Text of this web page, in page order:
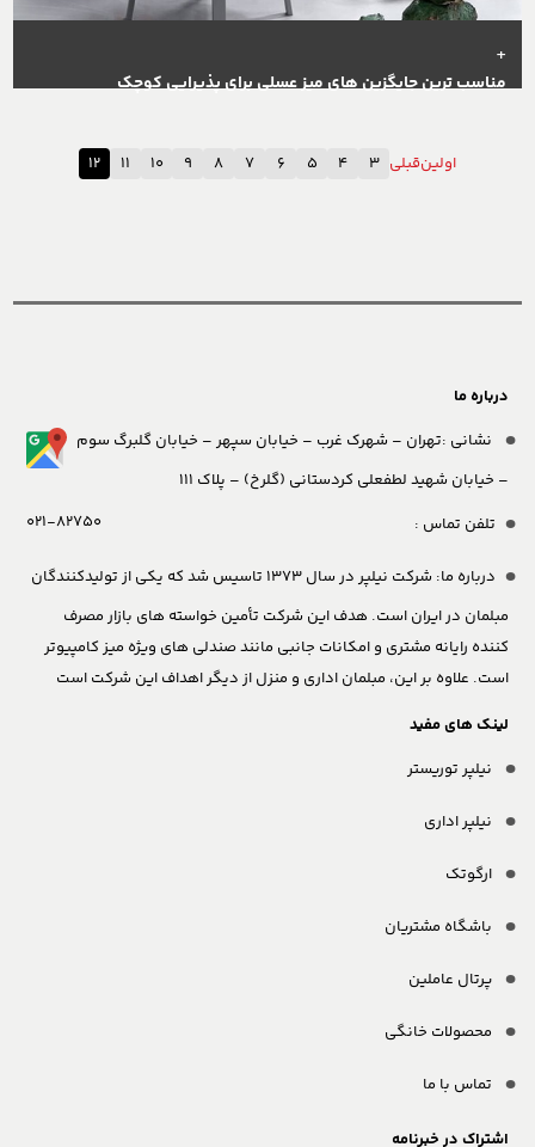
+
مناسب ترین جایگزین های میز عسلی برای پذیرایی کوچک
اولینقبلی 3
4
5
6
7
8
9
10
11
12
درباره ما
نشانی :تهران – شهرک غرب – خیابان سپهر – خیابان گلبرگ سوم
– خیابان شهید لطفعلی کردستانی (گلرخ) – پلاک 111
تلفن تماس :
021-82750
درباره ما:
شرکت نیلپر در سال 1373 تاسیس شد که یکی از تولیدکنندگان
مبلمان در ایران است. هدف این شرکت تأمین خواسته های بازار مصرف
کننده رایانه مشتری و امکانات جانبی مانند صندلی های ویژه میز کامپیوتر
است. علاوه بر این، مبلمان اداری و منزل از دیگر اهداف این شرکت است
لینک های مفید
نیلپر توریستر
نیلپر اداری
ارگوتک
باشگاه مشتریان
پرتال عاملین
محصولات خانگی
تماس با ما
اشتراک در خبرنامه